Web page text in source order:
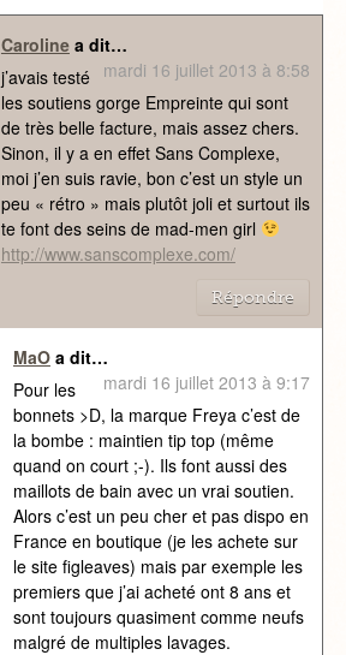
Carolinea dit…
mardi 16 juillet 2013 à 8:58
j’avais testé
les soutiens gorge Empreinte qui sont
de très belle facture, mais assez chers.
Sinon, il y a en effet Sans Complexe,
moi j’en suis ravie, bon c’est un style un
peu « rétro » mais plutôt joli et surtout ils
te font des seins de mad-men girl
http://www.sanscomplexe.com/
Répondre
MaOa dit…
mardi 16 juillet 2013 à 9:17
Pour les
bonnets >D, la marque Freya c’est de
la bombe : maintien tip top (même
quand on court ;-). Ils font aussi des
maillots de bain avec un vrai soutien.
Alors c’est un peu cher et pas dispo en
France en boutique (je les achete sur
le site figleaves) mais par exemple les
premiers que j’ai acheté ont 8 ans et
sont toujours quasiment comme neufs
malgré de multiples lavages.